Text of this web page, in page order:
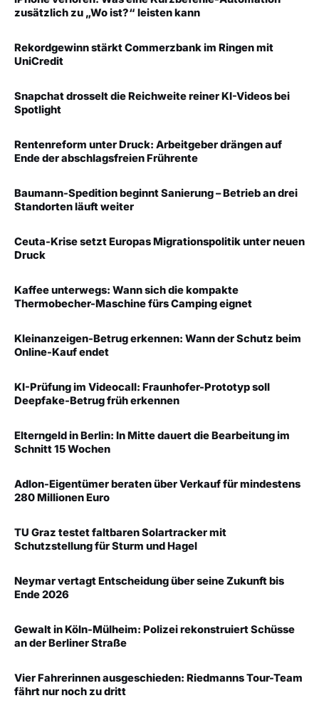
zusätzlich zu „Wo ist?“ leisten kann
Rekordgewinn stärkt Commerzbank im Ringen mit
UniCredit
Snapchat drosselt die Reichweite reiner KI-Videos bei
Spotlight
Rentenreform unter Druck: Arbeitgeber drängen auf
Ende der abschlagsfreien Frührente
Baumann-Spedition beginnt Sanierung – Betrieb an drei
Standorten läuft weiter
Ceuta-Krise setzt Europas Migrationspolitik unter neuen
Druck
Kaffee unterwegs: Wann sich die kompakte
Thermobecher-Maschine fürs Camping eignet
Kleinanzeigen-Betrug erkennen: Wann der Schutz beim
Online-Kauf endet
KI-Prüfung im Videocall: Fraunhofer-Prototyp soll
Deepfake-Betrug früh erkennen
Elterngeld in Berlin: In Mitte dauert die Bearbeitung im
Schnitt 15 Wochen
Adlon-Eigentümer beraten über Verkauf für mindestens
280 Millionen Euro
TU Graz testet faltbaren Solartracker mit
Schutzstellung für Sturm und Hagel
Neymar vertagt Entscheidung über seine Zukunft bis
Ende 2026
Gewalt in Köln-Mülheim: Polizei rekonstruiert Schüsse
an der Berliner Straße
Vier Fahrerinnen ausgeschieden: Riedmanns Tour-Team
fährt nur noch zu dritt